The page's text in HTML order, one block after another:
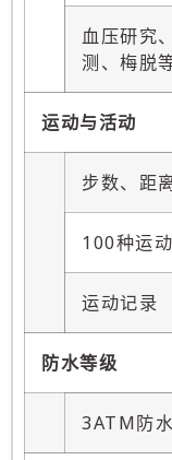
血压研究
测、梅脱
运动与活动
步数、距
100种运
运动记录
防水等级
3ATM防水